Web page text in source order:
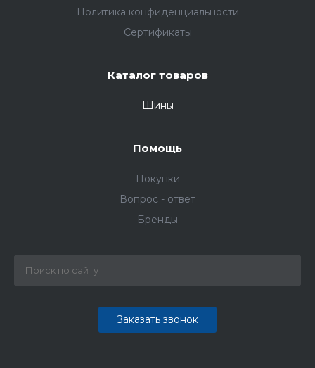
Политика конфиденциальности
Сертификаты
Каталог товаров
Шины
Помощь
Покупки
Вопрос - ответ
Бренды
Заказать звонок